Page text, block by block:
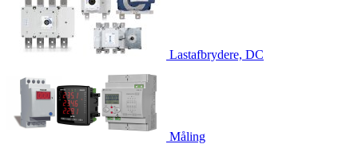
Lastafbrydere, DC
Måling